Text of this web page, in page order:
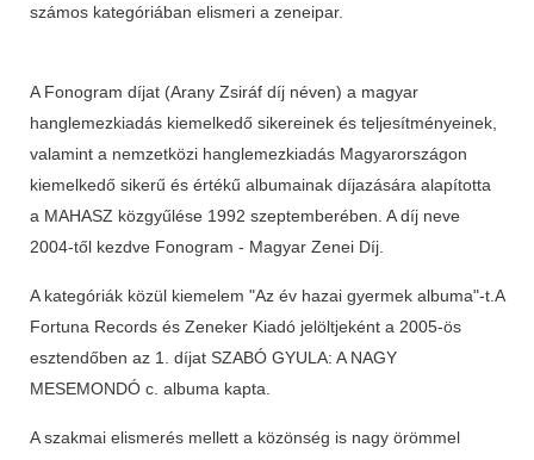
számos kategóriában elismeri a zeneipar.
A Fonogram díjat (Arany Zsiráf díj néven) a magyar
hanglemezkiadás kiemelkedő sikereinek és teljesítményeinek,
valamint a nemzetközi hanglemezkiadás Magyarországon
kiemelkedő sikerű és értékű albumainak díjazására alapította
a MAHASZ közgyűlése 1992 szeptemberében. A díj neve
2004-től kezdve Fonogram - Magyar Zenei Díj.
A kategóriák közül kiemelem "Az év hazai gyermek albuma"-t.A
Fortuna Records és Zeneker Kiadó jelöltjeként a 2005-ös
esztendőben az 1. díjat SZABÓ GYULA: A NAGY
MESEMONDÓ c. albuma kapta.
A szakmai elismerés mellett a közönség is nagy örömmel